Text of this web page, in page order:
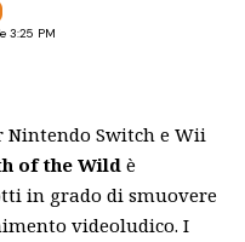
3:25 PM
Nintendo Switch e Wii
of the Wild è
in grado di smuovere
videoludico. I